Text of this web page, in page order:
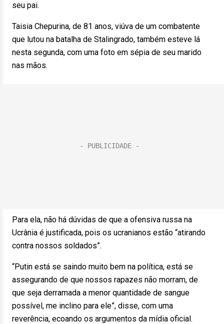
seu pai.
Taisia Chepurina, de 81 anos, viúva de um combatente
que lutou na batalha de Stalingrado, também esteve lá
nesta segunda, com uma foto em sépia de seu marido
nas mãos.
Para ela, não há dúvidas de que a ofensiva russa na
Ucrânia é justificada, pois os ucranianos estão “atirando
contra nossos soldados”.
“Putin está se saindo muito bem na política, está se
assegurando de que nossos rapazes não morram, de
que seja derramada a menor quantidade de sangue
possível, me inclino para ele”, disse, com uma
reverência, ecoando os argumentos da mídia oficial.